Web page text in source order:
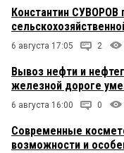
Константин СУВОРОВ
6 августа 17:05 2
Вывоз нефти и
железной дороге
6 августа 16:00 0
Современные
возможности и